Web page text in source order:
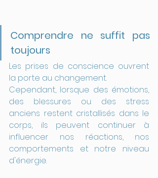
Comprendre ne suffit pas
toujours
Les prises de conscience ouvrent
la porte au changement.
Cependant, lorsque des émotions,
des blessures ou des stress
anciens restent cristallisés dans le
corps, ils peuvent continuer à
influencer nos réactions, nos
comportements et notre niveau
d'énergie.